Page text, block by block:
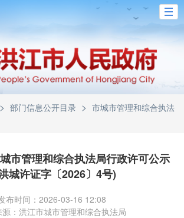
> 部门信息公开目录 > 市城市管理和综合执法
市管理和综合执法局行政许可公示
洪城许证字〔2026〕4号)
布时间：2026-03-16 12:08
：洪江市城市管理和综合执法局